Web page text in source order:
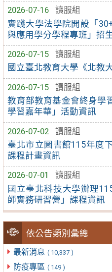
2026-07-16
讀服組
實踐大學法學院開設「
與應用學分學程專班」招
2026-07-15
讀服組
國立臺北教育大學《北教
2026-07-15
讀服組
教育部教育基金會終身學
學習嘉年華」活動資訊
2026-07-02
讀服組
臺北市立圖書館115年度
課程計畫資訊
2026-07-01
讀服組
國立臺北科技大學辦理
師實務研習營」課程資訊
依公告類別彙總
最新消息 ( 10,337 )
防疫專區 ( 149 )